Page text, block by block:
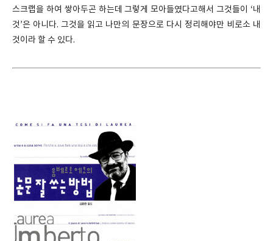
스크랩을 하여 쌓아두곤 하는데 그렇게 모아들였다고해서 그것들이 ‘내
것’은 아니다. 그것을 읽고 나만의 문장으로 다시 정리해야만 비로소 내
것이라 할 수 있다.